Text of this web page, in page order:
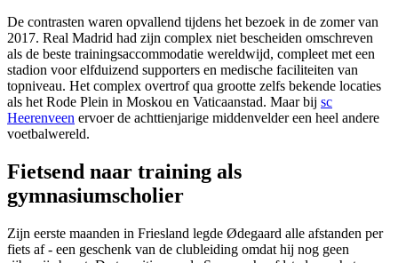
De contrasten waren opvallend tijdens het bezoek in de zomer van
2017. Real Madrid had zijn complex niet bescheiden omschreven
als de beste trainingsaccommodatie wereldwijd, compleet met een
stadion voor elfduizend supporters en medische faciliteiten van
topniveau. Het complex overtrof qua grootte zelfs bekende locaties
als het Rode Plein in Moskou en Vaticaanstad. Maar bij sc
Heerenveen ervoer de achttienjarige middenvelder een heel andere
voetbalwereld.
Fietsend naar training als
gymnasiumscholier
Zijn eerste maanden in Friesland legde Ødegaard alle afstanden per
fiets af - een geschenk van de clubleiding omdat hij nog geen